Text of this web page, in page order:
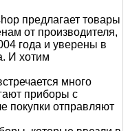
предлагает товары
от производителя,
года и уверены в
И хотим
много
приборы с
покупки отправляют